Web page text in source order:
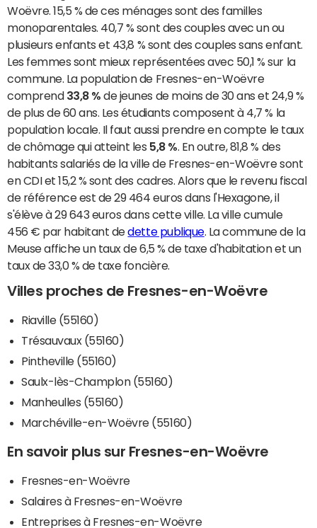
Woëvre. 15,5 % de ces ménages sont des familles
monoparentales. 40,7 % sont des couples avec un ou
plusieurs enfants et 43,8 % sont des couples sans enfant.
Les femmes sont mieux représentées avec 50,1 % sur la
commune. La population de Fresnes-en-Woëvre
comprend 33,8 % de jeunes de moins de 30 ans et 24,9 %
de plus de 60 ans. Les étudiants composent à 4,7 % la
population locale. Il faut aussi prendre en compte le taux
de chômage qui atteint les 5,8 % . En outre, 81,8 % des
habitants salariés de la ville de Fresnes-en-Woëvre sont
en CDI et 15,2 % sont des cadres. Alors que le revenu fiscal
de référence est de 29 464 euros dans l'Hexagone, il
s'élève à 29 643 euros dans cette ville. La ville cumule
456 € par habitant dedette publique. La commune de la
Meuse affiche un taux de 6,5 % de taxe d'habitation et un
taux de 33,0 % de taxe foncière.
Villes proches de Fresnes-en-Woëvre
Riaville (55160)
Trésauvaux (55160)
Pintheville (55160)
Saulx-lès-Champlon (55160)
Manheulles (55160)
Marchéville-en-Woëvre (55160)
En savoir plus sur Fresnes-en-Woëvre
Fresnes-en-Woëvre
Salaires à Fresnes-en-Woëvre
Entreprises à Fresnes-en-Woëvre